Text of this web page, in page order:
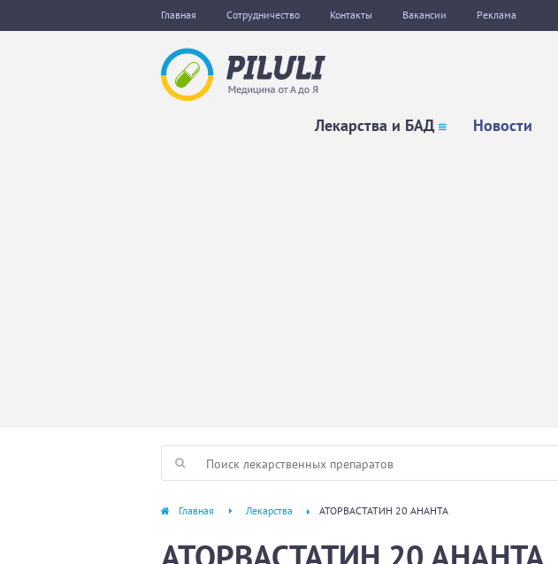
Главная Сотрудничество Контакты Вакансии Реклама
Лекарства и БАД Новости
Главная Лекарства АТОРВАСТАТИН 20 АНАНТА